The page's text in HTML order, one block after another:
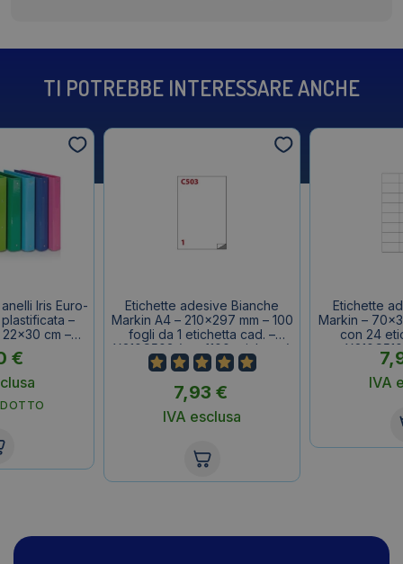
TI POTREBBE INTERESSARE ANCHE
Iris Euro-
–
cm –
€
Etichette adesive Bianche
Markin A4 – 210×297 mm – 100
fogli da 1 etichetta cad. –
X210C503 (conf.100 etichette)
7,93 €
IVA esclusa
Etichette
Markin –
con 24
IVA